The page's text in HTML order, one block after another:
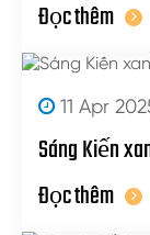
Đọc thêm
11 Apr
Sáng Kiến
Đọc thêm